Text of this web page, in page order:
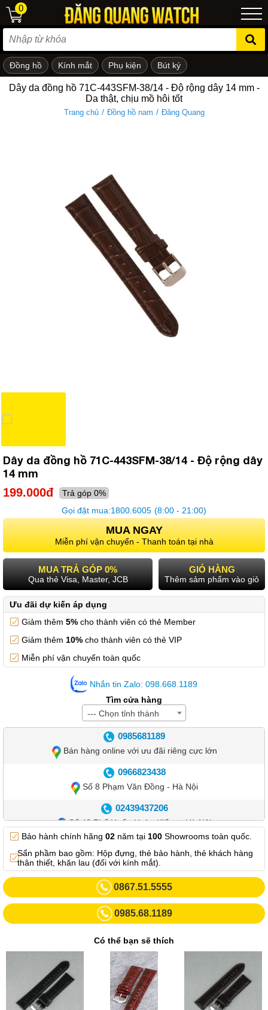
em
0
Đồng hồ Kính mắt Phụ kiện Bút ký
Dây da đồng hồ 71C-443SFM-38/14 - Độ rộng dây 14 mm -
Da thật, chịu mồ hôi tốt
Trang chủ / Đồng hồ nam / Đăng Quang
Dây da đồng hồ 71C-443SFM-38/14 - Độ rộng dây
14 mm
199.000đ
Trả góp 0%
Gọi đặt mua:1800.6005 (8:00 - 21:00)
MUA NGAY
Miễn phí vận chuyển - Thanh toán tại nhà
MUA TRẢ GÓP 0%
Qua thẻ Visa, Master, JCB
GIỎ HÀNG
Thêm sảm phẩm vào giỏ
Ưu đãi dự kiến áp dụng
Giảm thêm 5% cho thành viên có thẻ Member
Giảm thêm 10% cho thành viên có thẻ VIP
Miễn phí vận chuyển toàn quốc
Nhắn tin Zalo: 098.668.1189
Tìm cửa hàng
--- Chọn tỉnh thành
0985681189
Bán hàng online với ưu đãi riêng cực lớn
0966823438
Số 8 Phạm Văn Đồng - Hà Nội
02439437206
Số 42 Phố Huế - Hoàn Kiếm – Hà Nội
0982.769.887
Showroom 3: Số 87 Trương Định - Hai Bà Trưng - Hà Nội.
0969102552
Số 55 Trần Đăng Ninh – Cầu Giấy – Hà Nội
0963264832
02437836542
Số 8 Trần Duy Hưng - Cầu Giấy - Hà Nội
02432232319
Số 413 Quang Trung - Hà Đông - Hà Nội
Bảo hành chính hãng 02 năm tại 100 Showrooms toàn quốc.
Sẩn phầm bao gồm: Hộp đựng, thẻ bảo hành, thẻ khách hàng
thân thiết, khăn lau (đối với kính mắt).
0867.51.5555
0985.68.1189
Có thể bạn sẽ thích